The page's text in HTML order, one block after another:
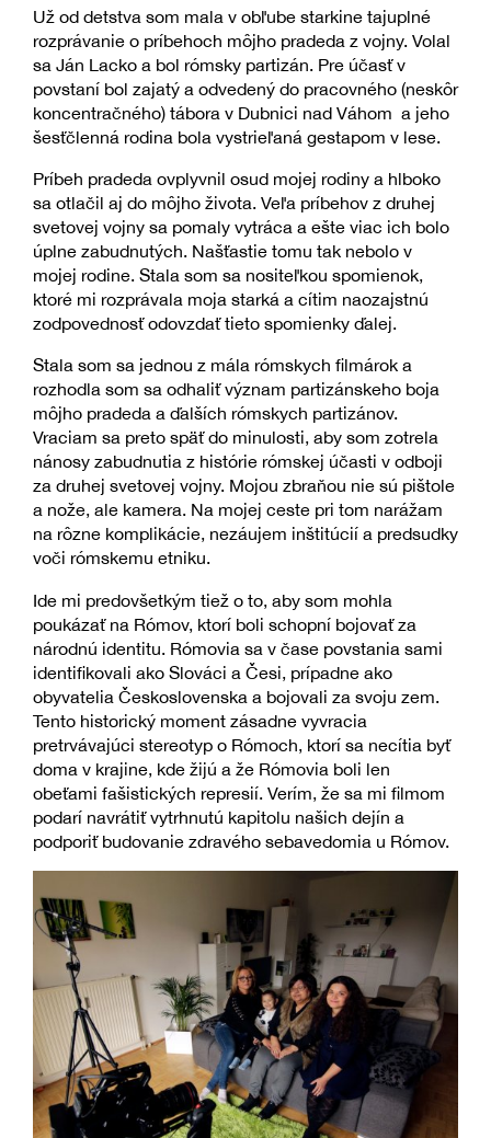
Už od detstva som mala v obľube starkine tajuplné
rozprávanie o príbehoch môjho pradeda z vojny. Volal
sa Ján Lacko a bol rómsky partizán. Pre účasť v
povstaní bol zajatý a odvedený do pracovného (neskôr
koncentračného) tábora v Dubnici nad Váhom a jeho
šesťčlenná rodina bola vystrieľaná gestapom v lese.
Príbeh pradeda ovplyvnil osud mojej rodiny a hlboko
sa otlačil aj do môjho života. Veľa príbehov z druhej
svetovej vojny sa pomaly vytráca a ešte viac ich bolo
úplne zabudnutých. Našťastie tomu tak nebolo v
mojej rodine. Stala som sa nositeľkou spomienok,
ktoré mi rozprávala moja starká a cítim naozajstnú
zodpovednosť odovzdať tieto spomienky ďalej.
Stala som sa jednou z mála rómskych filmárok a
rozhodla som sa odhaliť význam partizánskeho boja
môjho pradeda a ďalších rómskych partizánov.
Vraciam sa preto späť do minulosti, aby som zotrela
nánosy zabudnutia z histórie rómskej účasti v odboji
za druhej svetovej vojny. Mojou zbraňou nie sú pištole
a nože, ale kamera. Na mojej ceste pri tom narážam
na rôzne komplikácie, nezáujem inštitúcií a predsudky
voči rómskemu etniku.
Ide mi predovšetkým tiež o to, aby som mohla
poukázať na Rómov, ktorí boli schopní bojovať za
národnú identitu. Rómovia sa v čase povstania sami
identifikovali ako Slováci a Česi, prípadne ako
obyvatelia Československa a bojovali za svoju zem.
Tento historický moment zásadne vyvracia
pretrvávajúci stereotyp o Rómoch, ktorí sa necítia byť
doma v krajine, kde žijú a že Rómovia boli len
obeťami fašistických represií. Verím, že sa mi filmom
podarí navrátiť vytrhnutú kapitolu našich dejín a
podporiť budovanie zdravého sebavedomia u Rómov.